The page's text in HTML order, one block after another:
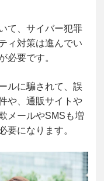
て、サイバー犯罪
ィ対策は進んでい
必要です。
ルに騙されて、誤
や、通販サイトや
メールやSMSも増
要になります。